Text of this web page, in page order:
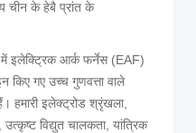
चीन के हेबै प्रांत के
में इलेक्ट्रिक आर्क फर्नेस (EAF)
गए उच्च गुणवत्ता वाले
हमारी इलेक्ट्रोड श्रृंखला,
विद्युत चालकता, यांत्रिक